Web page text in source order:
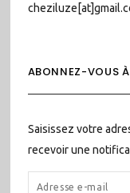
ABONNEZ-VOUS
Saisissez votre
recevoir une
ADRESSE